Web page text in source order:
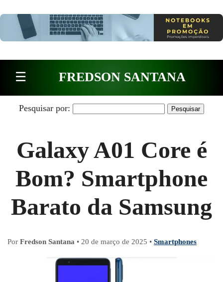
☰ FREDSON SANTANA
Pesquisar por:
Galaxy A01 Core é
Bom? Smartphone
Barato da Samsung
Por Fredson Santana • 20 de março de 2025 • Smartphones